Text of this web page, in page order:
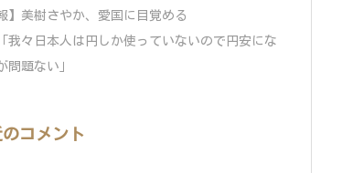
】美樹さやか、愛国に目覚める
我々日本人は円しか使っていないので円安にな
問題ない」
コメント